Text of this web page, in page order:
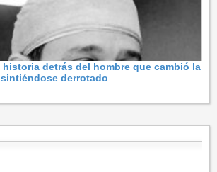
historia detrás del hombre que cambió la
derrotado